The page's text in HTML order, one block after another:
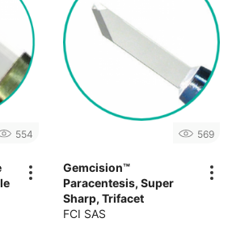
554 569
Gemcision™
Paracentesis, Super
Sharp, Trifacet
FCI SAS